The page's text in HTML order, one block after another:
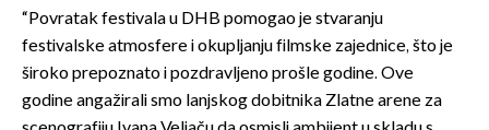
“Povratak festivala u DHB pomogao je stvaranju
festivalske atmosfere i okupljanju filmske zajednice, što je
široko prepoznato i pozdravljeno prošle godine. Ove
godine angažirali smo lanjskog dobitnika Zlatne arene za